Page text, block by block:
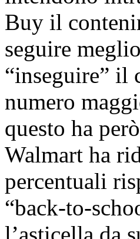
Buy il
seguire
“inseguire” il
numero
questo ha
Walmart ha
percentuali
“back-to-
l’asticella da